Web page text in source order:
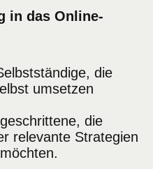
in das Online-
die
umsetzen
die
relevante Strategien